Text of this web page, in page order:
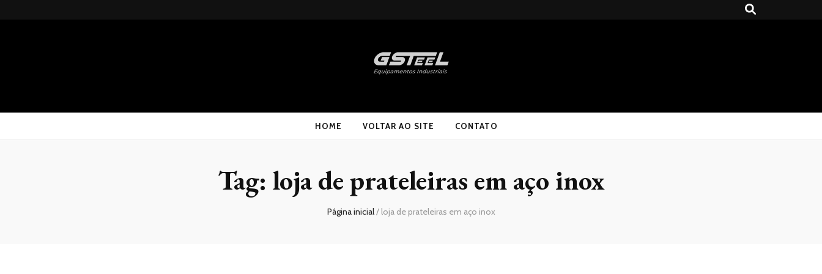
Gsteel HOME VOLTAR AO SITE CONTATO
Tag: loja de prateleiras em aço inox
Página inicial/ loja de prateleiras em aço inox